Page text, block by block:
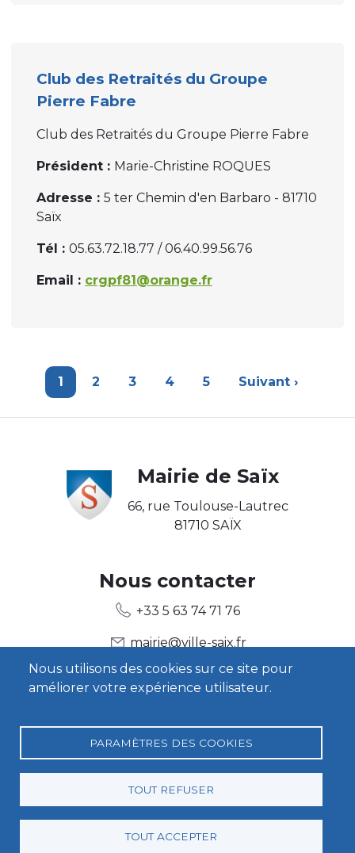
Club des Retraités du Groupe
Pierre Fabre
Club des Retraités du Groupe Pierre Fabre
Président : Marie-Christine ROQUES
Adresse : 5 ter Chemin d'en Barbaro - 81710
Saïx
Tél : 05.63.72.18.77 / 06.40.99.56.76
Email : crgpf81@orange.fr
Pagination
Page
courante
1 Page
2 Page
3 Page
4 Page
5
Page
Suivant ›
Nous utilisons des cookies sur ce site pour
améliorer votre expérience utilisateur.
PARAMÈTRES DES COOKIES
TOUT REFUSER
TOUT ACCEPTER
Mairie de Saïx
66, rue Toulouse-Lautrec
81710 SAÏX
Nous contacter
+33 5 63 74 71 76
mairie@ville-saix.fr
Body3 Heures d'ouverture
Contact
Mentions légales Politique de confidentialité